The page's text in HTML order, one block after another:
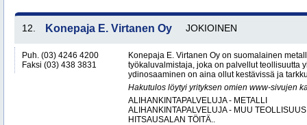
12. Konepaja E. Virtanen Oy JOKIOINEN
Puh. (03) 4246 4200
Faksi (03) 438 3831
Konepaja E. Virtanen Oy on suomalainen
työkaluvalmistaja, joka on palvellut teollisuutta
ydinosaaminen on aina ollut kestävissä ja
Hakutulos löytyi yrityksen omien www-sivujen
ALIHANKINTAPALVELUJA - METALLI
ALIHANKINTAPALVELUJA - MUU TEOLLISUUS
HITSAUSALAN TÖITÄ..